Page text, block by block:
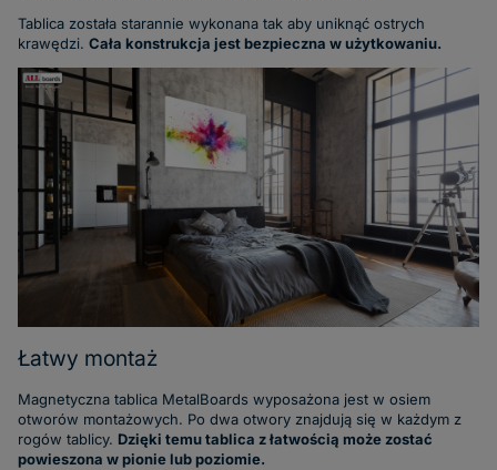
Tablica została starannie wykonana tak aby uniknąć ostrych
krawędzi. Cała konstrukcja jest bezpieczna w użytkowaniu.
Łatwy montaż
Magnetyczna tablica MetalBoards wyposażona jest w osiem
otworów montażowych. Po dwa otwory znajdują się w każdym z
rogów tablicy. Dzięki temu tablica z łatwością może zostać
powieszona w pionie lub poziomie.